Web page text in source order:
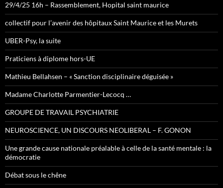
29/4/25 16h – Rassemblement, Hopital saint maurice
collectif pour l’avenir des hôpitaux Saint Maurice et les Murets
UBER-Psy, la suite
Praticiens à diplome hors-UE
Mathieu Bellahsen – « Sanction disciplinaire déguisée »
Madame Charlotte Parmentier-Lecocq …
GROUPE DE TRAVAIL PSYCHIATRIE
NEUROSCIENCE, UN DISCOURS NEOLIBERAL – F. GONON
Une grande cause nationale préalable à celle de la santé mentale : la
démocratie
Débat sous le chêne